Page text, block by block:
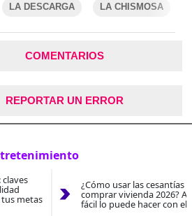
LA DESCARGA LA CHISMOSA
COMENTARIOS
REPORTAR UN ERROR
metas
¿Cómo usar las cesantías
comprar vivienda 2026?
fácil lo puede hacer con el